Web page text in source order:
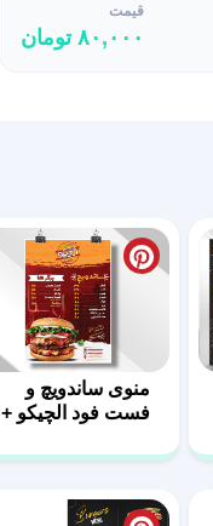
قیمت
۸۰,۰۰۰ تومان
منوی ساندویچ و
فست فود الچیکو +